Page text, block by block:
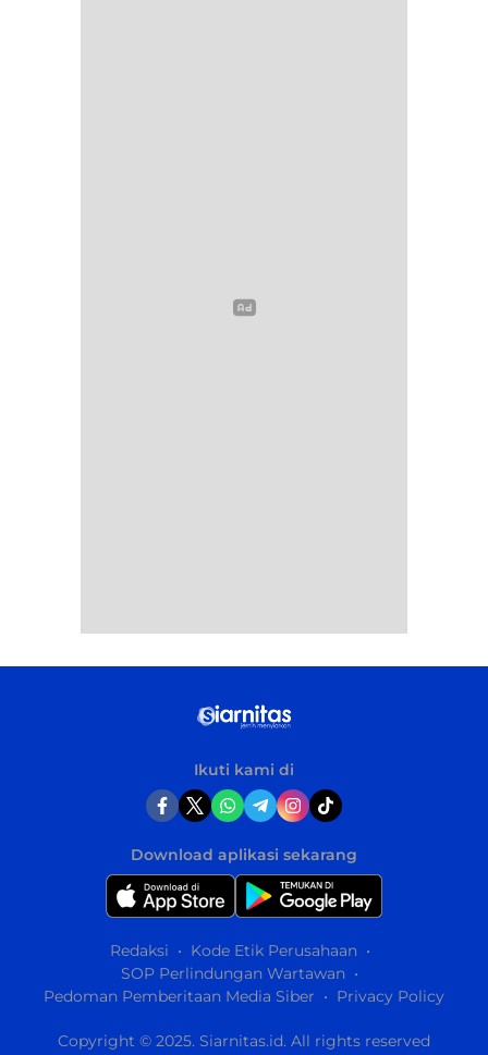
Ikuti kami di
Download aplikasi sekarang
Redaksi
Kode Etik Perusahaan
SOP Perlindungan Wartawan
Pedoman Pemberitaan Media Siber
Privacy Policy
Copyright © 2025. Siarnitas.id. All rights reserved